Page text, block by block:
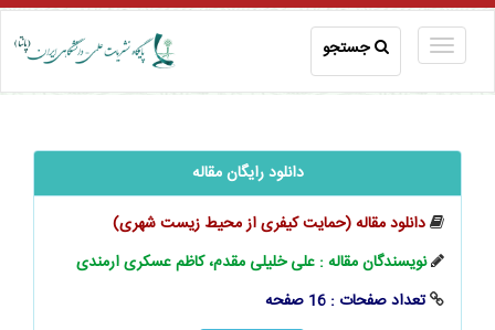
جستجو
دانلود رایگان مقاله
دانلود مقاله (حمایت کیفری از محیط‫ زیست شهری)
نویسندگان مقاله : علی خلیلی مقدم، کاظم عسکری ارمندی
تعداد صفحات : 16 صفحه